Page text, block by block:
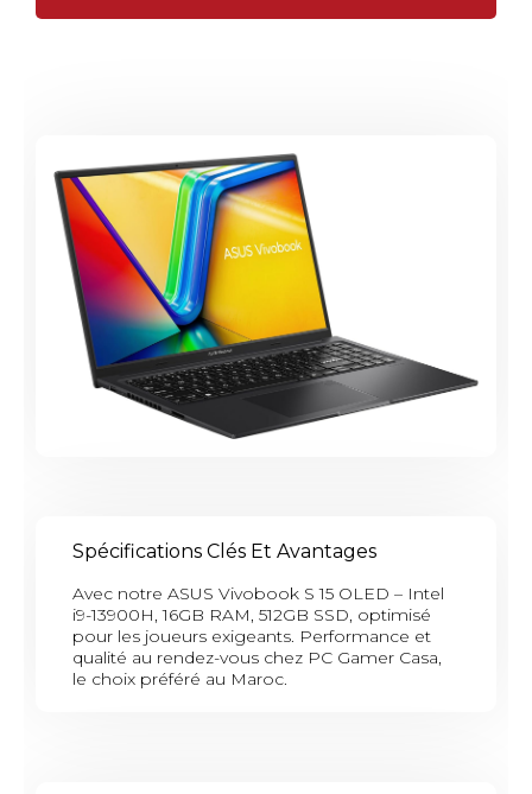
Spécifications Clés Et Avantages
Avec notre ASUS Vivobook S 15 OLED – Intel
i9-13900H, 16GB RAM, 512GB SSD, optimisé
pour les joueurs exigeants. Performance et
qualité au rendez-vous chez PC Gamer Casa,
le choix préféré au Maroc.